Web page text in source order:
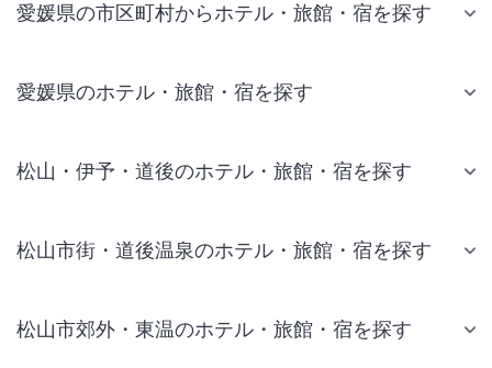
愛媛県の市区町村からホテル・旅館・宿を探す
愛媛県のホテル・旅館・宿を探す
松山・伊予・道後のホテル・旅館・宿を探す
松山市街・道後温泉のホテル・旅館・宿を探す
松山市郊外・東温のホテル・旅館・宿を探す